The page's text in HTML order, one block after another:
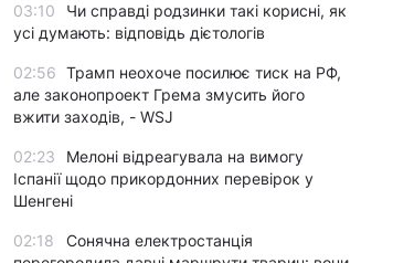
03:10
Чи справді родзинки такі корисні, як
усі думають: відповідь дієтологів
02:56 Трамп неохоче посилює тиск на РФ,
але законопроект Грема змусить його
вжити заходів, - WSJ
02:23
Мелоні відреагувала на вимогу
Іспанії щодо прикордонних перевірок у
Шенгені
02:18
Сонячна електростанція